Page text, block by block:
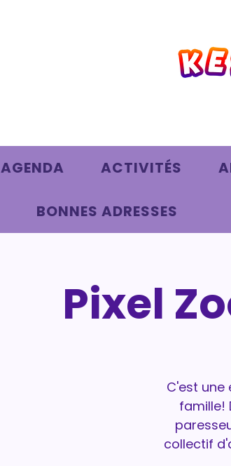
AGENDA ACTIVITÉS
BONNES ADRESSES
Pixel
C'est une
famille!
collectif